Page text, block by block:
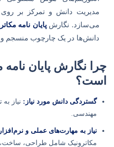
مدیریت دانش و تمرکز بر
می‌سازد. نگارشپایان نامه
دانش‌ها در یک چارچوب منسجم و
چرا نگارش پایان
است؟
گستردگی دانش مورد نیاز: نیاز
مهندسی.
نیاز به مهارت‌های عملی و
مکاترونیک شامل طراحی، ساخت،